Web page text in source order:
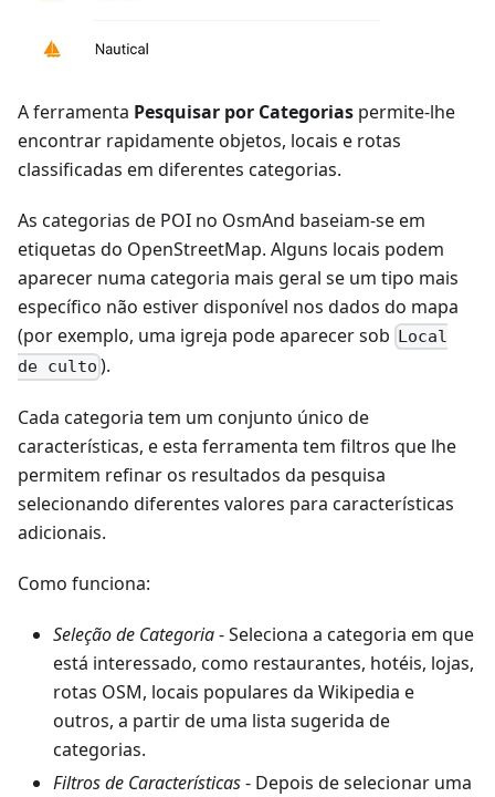
A ferramenta Pesquisar por Categorias permite-lhe
encontrar rapidamente objetos, locais e rotas
classificadas em diferentes categorias.
As categorias de POI no OsmAnd baseiam-se em
etiquetas do OpenStreetMap. Alguns locais podem
aparecer numa categoria mais geral se um tipo mais
específico não estiver disponível nos dados do mapa
(por exemplo, uma igreja pode aparecer sob Local
de culto ).
Cada categoria tem um conjunto único de
características, e esta ferramenta tem filtros que lhe
permitem refinar os resultados da pesquisa
selecionando diferentes valores para características
adicionais.
Como funciona:
Seleção de Categoria- Seleciona a categoria em que
está interessado, como restaurantes, hotéis, lojas,
rotas OSM, locais populares da Wikipedia e
outros, a partir de uma lista sugerida de
categorias.
Filtros de Características- Depois de selecionar uma